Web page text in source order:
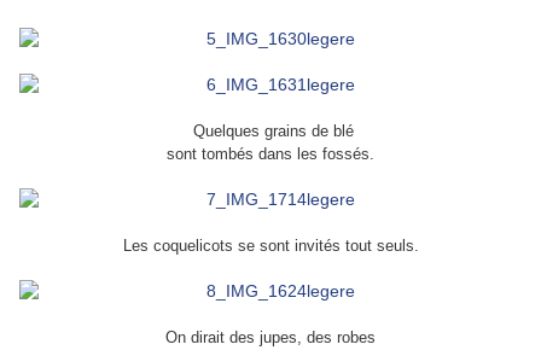
Quelques grains de blé
sont tombés dans les fossés.
Les coquelicots se sont invités tout seuls.
On dirait des jupes, des robes